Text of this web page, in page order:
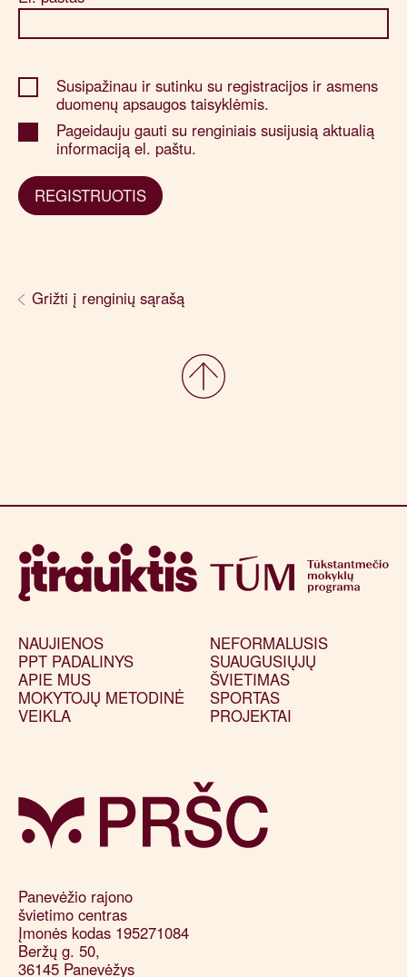
Susipažinau ir sutinku su registracijos ir asmens
duomenų apsaugos taisyklėmis.
Pageidauju gauti su renginiais susijusią aktualią
informaciją el. paštu.
REGISTRUOTIS
Grižti į renginių sąrašą
Panevėžio rajono
švietimo centras
Įmonės kodas 195271084
Beržų g. 50,
36145 Panevėžys
NAUJIENOS
PPT PADALINYS
APIE MUS
MOKYTOJŲ METODINĖ
VEIKLA
NEFORMALUSIS
SUAUGUSIŲJŲ
ŠVIETIMAS
SPORTAS
PROJEKTAI